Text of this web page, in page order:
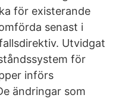
för existerande
senast i
Utvidgat
för
införs
ändringar som